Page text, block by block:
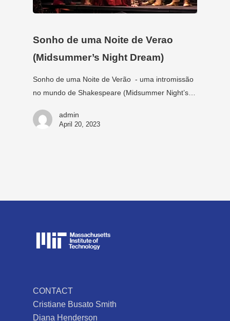
Sonho de uma Noite de Verao
(Midsummer’s Night Dream)
Sonho de uma Noite de Verão - uma intromissão
no mundo de Shakespeare (Midsummer Night’s…
admin
April 20, 2023
CONTACT
Cristiane Busato Smith
Diana Henderson